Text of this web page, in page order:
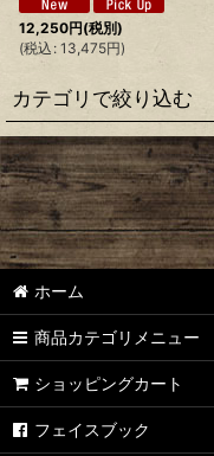
12,250円(税別)
(税込 : 13,475円)
カテゴリで絞り込む
【シマノ】22アルデバラ
【シマノ】18アルデバラ
【シマノ】16アルデバラ
【シマノ】22メタニウ
【シマノ】20メタニウム
ホーム
商品カテゴリメニュー
ショッピングカート
フェイスブック